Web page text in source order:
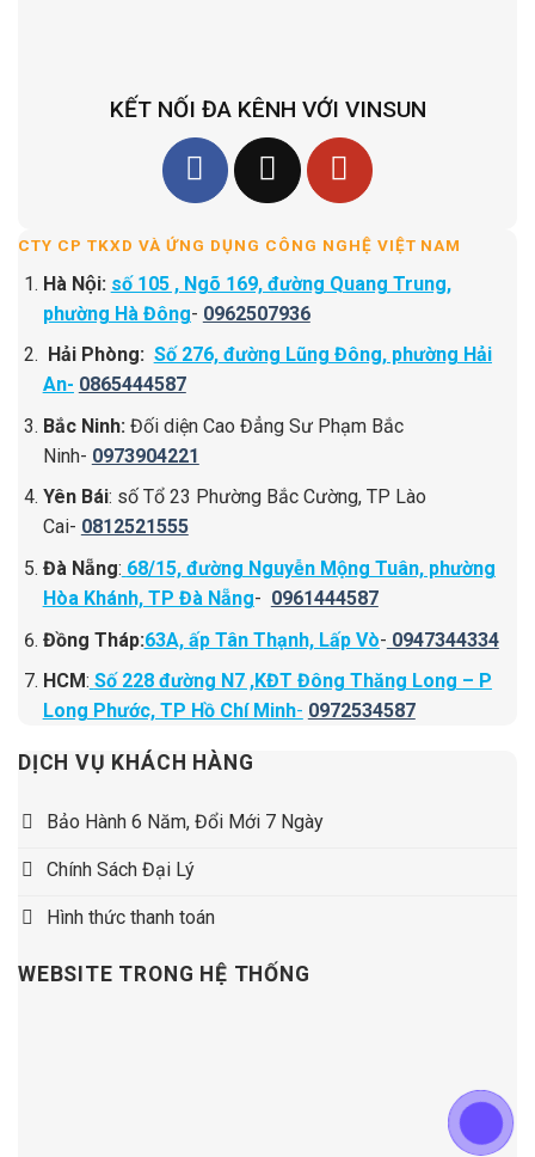
KẾT NỐI ĐA KÊNH VỚI VINSUN
CTY CP TKXD VÀ ỨNG DỤNG CÔNG NGHỆ VIỆT NAM
Hà Nội: số 105 , Ngõ 169, đường Quang Trung,
phường Hà Đông- 0962507936
Hải Phòng: Số 276, đường Lũng Đông, phường Hải
An- 0865444587
Bắc Ninh: Đối diện Cao Đẳng Sư Phạm Bắc
Ninh- 0973904221
Yên Bái: số Tổ 23 Phường Bắc Cường, TP Lào
Cai- 0812521555
Đà Nẵng: 68/15, đường Nguyễn Mộng Tuân, phường
Hòa Khánh, TP Đà Nẵng- 0961444587
Đồng Tháp:63A, ấp Tân Thạnh, Lấp Vò- 0947344334
HCM: Số 228 đường N7 ,KĐT Đông Thăng Long – P
Long Phước, TP Hồ Chí Minh- 0972534587
DỊCH VỤ KHÁCH HÀNG
Bảo Hành 6 Năm, Đổi Mới 7 Ngày
Chính Sách Đại Lý
Hình thức thanh toán
WEBSITE TRONG HỆ THỐNG